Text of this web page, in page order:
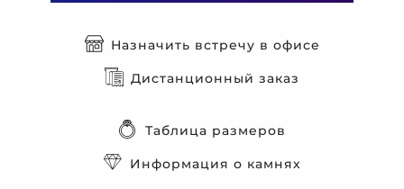
Назначить встречу в офисе
Дистанционный заказ
Таблица размеров
Информация о камнях